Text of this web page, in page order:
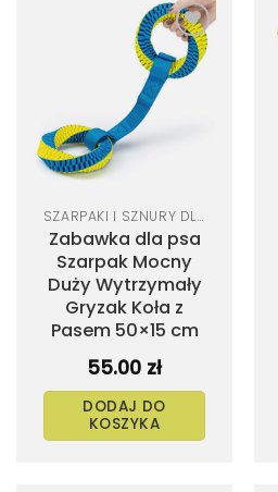
Dodaj
do
listy
SZARPAKI I SZNURY DLA PSA
Zabawka dla psa
Szarpak Mocny
Duży Wytrzymały
Gryzak Koła z
Pasem 50×15 cm
55.00 zł
DODAJ DO
KOSZYKA